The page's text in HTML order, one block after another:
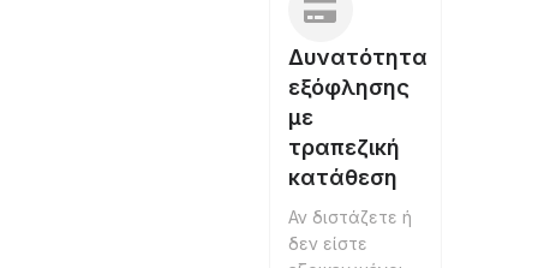
Δυνατότητα
εξόφλησης
με
τραπεζική
κατάθεση
Αν διστάζετε ή
δεν είστε